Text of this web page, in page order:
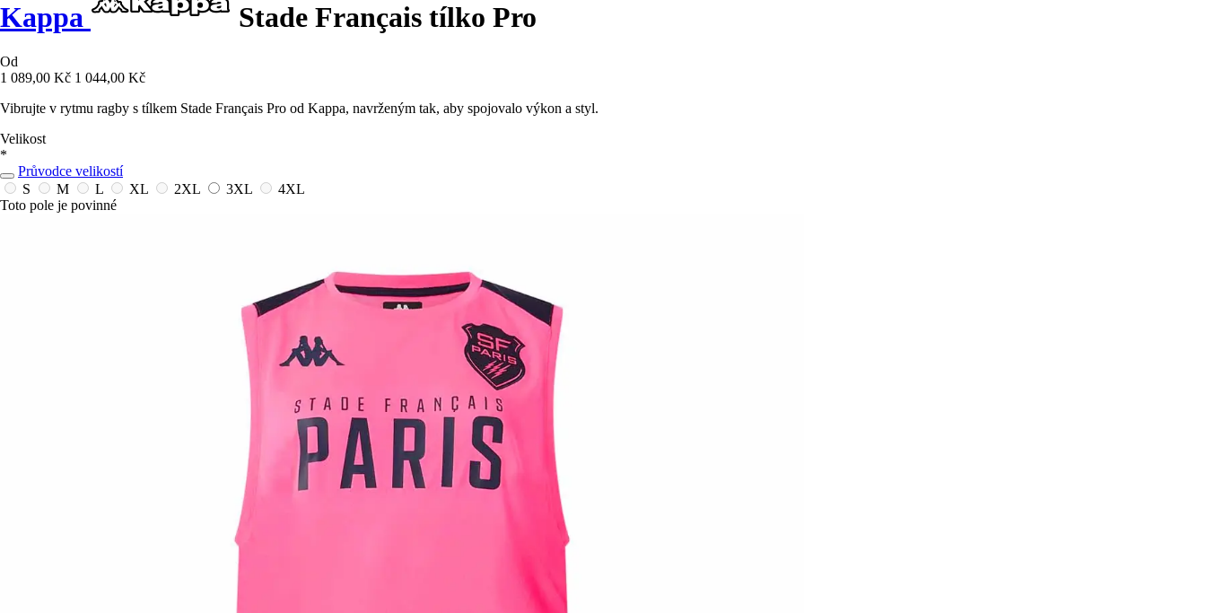
Kappa Stade Français tílko Pro
Od
1 089,00 Kč 1 044,00 Kč
Vibrujte v rytmu ragby s tílkem Stade Français Pro od Kappa, navrženým tak, aby spojovalo výkon a styl.
Velikost
*
Průvodce velikostí
S
M L XL 2XL 3XL
4XL
Toto pole je povinné